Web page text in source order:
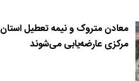
معادن متروک و نیمه تعطیل استان
مرکزی عارضه‌یابی می‌شوند